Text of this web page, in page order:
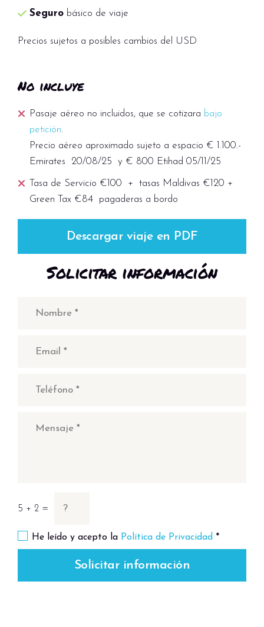
Seguro básico de viaje
Precios sujetos a posibles cambios del USD
No incluye
Pasaje aéreo no incluidos, que se cotizara bajo
petición.
Precio aéreo aproximado sujeto a espacio € 1.100.-
Emirates 20/08/25 y € 800 Etihad 05/11/25
Tasa de Servicio €100 + tasas Maldivas €120 +
Green Tax €84 pagaderas a bordo
Descargar viaje en PDF
Solicitar información
5 + 2 =
He leído y acepto la Política de Privacidad *
Solicitar información